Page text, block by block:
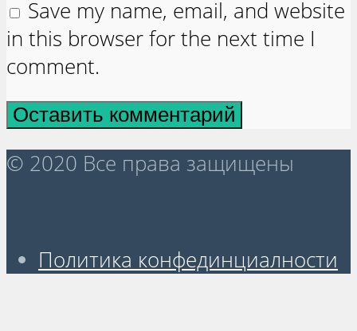
Save my name, email, and website
in this browser for the next time I
comment.
© 2020 Все права защищены
Политика конфединциалности